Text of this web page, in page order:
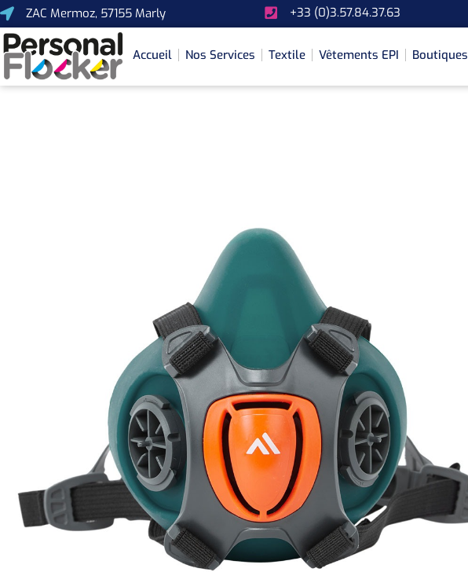
ZAC Mermoz, 57155 Marly +33 (0)3.57.84.37.63
Accueil Nos Services Textile Vêtements EPI Boutiques